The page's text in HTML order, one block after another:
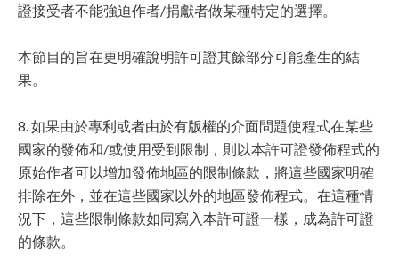
證接受者不能強迫作者/捐獻者做某種特定的選擇。
本節目的旨在更明確說明許可證其餘部分可能產生的結
果。
8. 如果由於專利或者由於有版權的介面問題使程式在某些
國家的發佈和/或使用受到限制，則以本許可證發佈程式的
原始作者可以增加發佈地區的限制條款，將這些國家明確
排除在外，並在這些國家以外的地區發佈程式。在這種情
況下，這些限制條款如同寫入本許可證一樣，成為許可證
的條款。